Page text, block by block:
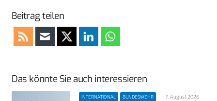
Beitrag teilen
Das könnte Sie auch interessieren
INTERNATIONAL BUNDESWEHR 7. August 2026